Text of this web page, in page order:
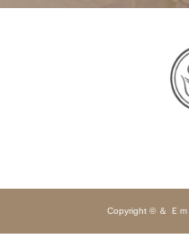
Copyright © ＆ Ｅｍ